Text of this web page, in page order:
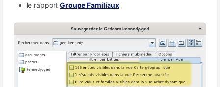
le rapport Groupe Familiaux